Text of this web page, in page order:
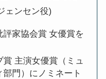
ェンセン役)
家協会賞 女優賞を
賞 主演女優賞（ミュ
門）にノミネート